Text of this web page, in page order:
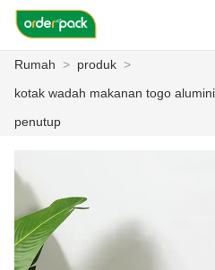
RUMAH
PRODUK
TENTANG KAMI
العربية Deutsch
Rumah > produk >
kotak wadah makanan togo
penutup